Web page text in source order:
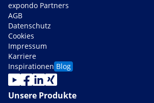
expondo Partners
AGB
Datenschutz
Cookies
Impressum
Karriere
Inspirationen Blog
Unsere Produkte